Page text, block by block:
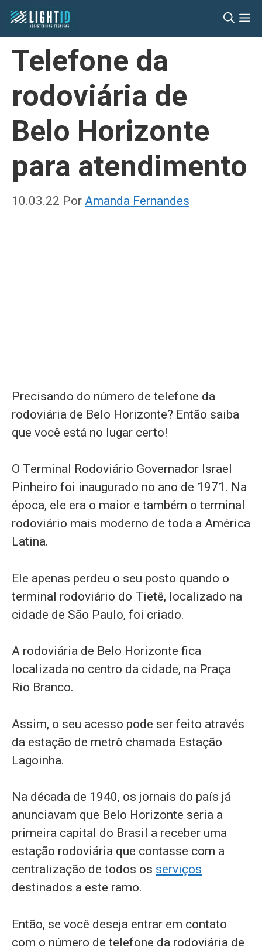
Pular
para
conteúdo
Telefone da
rodoviária de
Belo Horizonte
para atendimento
10.03.22 Por Amanda Fernandes
Precisando do número de telefone da
rodoviária de Belo Horizonte? Então saiba
que você está no lugar certo!
O Terminal Rodoviário Governador Israel
Pinheiro foi inaugurado no ano de 1971. Na
época, ele era o maior e também o terminal
rodoviário mais moderno de toda a América
Latina.
Ele apenas perdeu o seu posto quando o
terminal rodoviário do Tietê, localizado na
cidade de São Paulo, foi criado.
A rodoviária de Belo Horizonte fica
localizada no centro da cidade, na Praça
Rio Branco.
Assim, o seu acesso pode ser feito através
da estação de metrô chamada Estação
Lagoinha.
Na década de 1940, os jornais do país já
anunciavam que Belo Horizonte seria a
primeira capital do Brasil a receber uma
estação rodoviária que contasse com a
centralização de todos os serviços
destinados a este ramo.
Então, se você deseja entrar em contato
com o número de telefone da rodoviária de